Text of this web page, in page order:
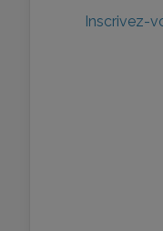
Inscrivez-